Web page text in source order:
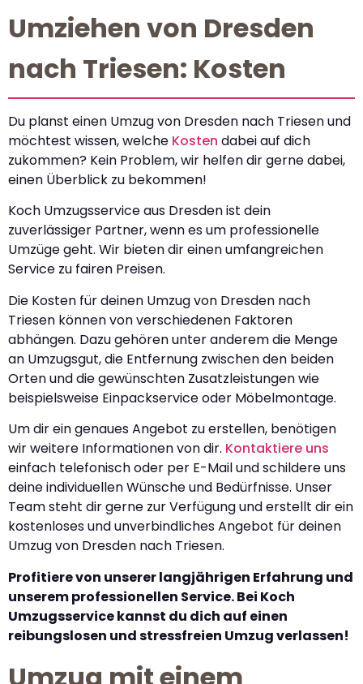
Umziehen von Dresden
nach Triesen: Kosten
Du planst einen Umzug von Dresden nach Triesen und
möchtest wissen, welche Kosten dabei auf dich
zukommen? Kein Problem, wir helfen dir gerne dabei,
einen Überblick zu bekommen!
Koch Umzugsservice aus Dresden ist dein
zuverlässiger Partner, wenn es um professionelle
Umzüge geht. Wir bieten dir einen umfangreichen
Service zu fairen Preisen.
Die Kosten für deinen Umzug von Dresden nach
Triesen können von verschiedenen Faktoren
abhängen. Dazu gehören unter anderem die Menge
an Umzugsgut, die Entfernung zwischen den beiden
Orten und die gewünschten Zusatzleistungen wie
beispielsweise Einpackservice oder Möbelmontage.
Um dir ein genaues Angebot zu erstellen, benötigen
wir weitere Informationen von dir. Kontaktiere uns
einfach telefonisch oder per E-Mail und schildere uns
deine individuellen Wünsche und Bedürfnisse. Unser
Team steht dir gerne zur Verfügung und erstellt dir ein
kostenloses und unverbindliches Angebot für deinen
Umzug von Dresden nach Triesen.
Profitiere von unserer langjährigen Erfahrung und
unserem professionellen Service. Bei Koch
Umzugsservice kannst du dich auf einen
reibungslosen und stressfreien Umzug verlassen!